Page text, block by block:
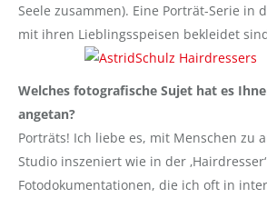
Seele zusammen). Eine Porträt-Serie in
mit ihren Lieblingsspeisen bekleidet
Welches fotografische Sujet hat es
angetan?
Porträts! Ich liebe es, mit Menschen zu
Studio inszeniert wie in der
Fotodokumentationen, die ich oft in